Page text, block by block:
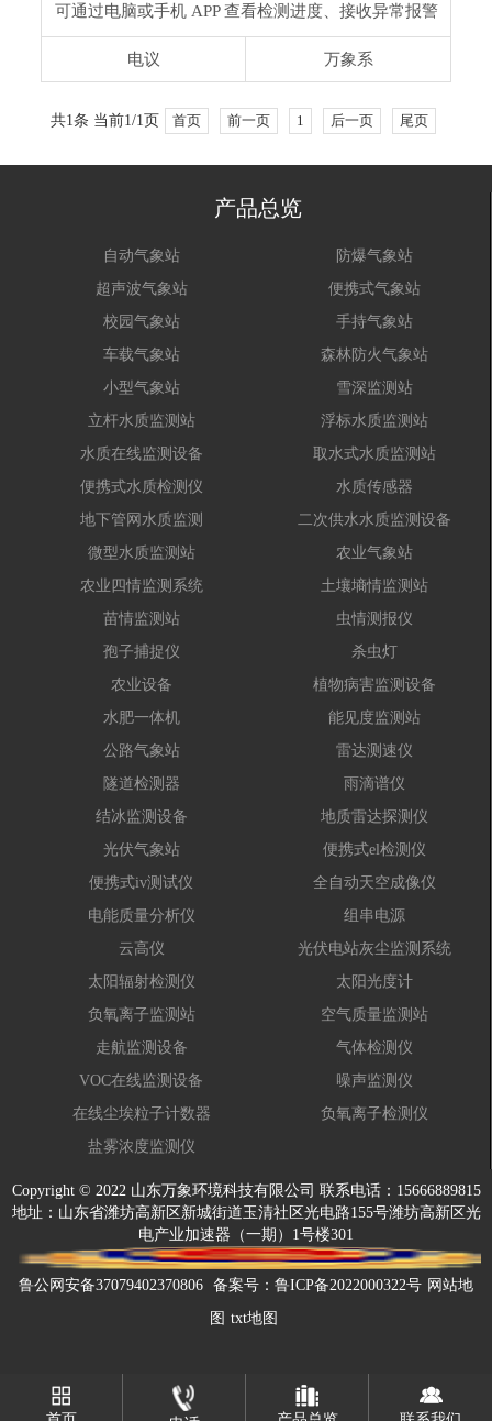
可通过电脑或手机 APP 查看检测进度、接收异常报警
电议 万象系
共1条 当前1/1页 首页 前一页 1 后一页 尾页
产品总览
自动气象站
防爆气象站
超声波气象站
便携式气象站
校园气象站
手持气象站
车载气象站
森林防火气象站
小型气象站
雪深监测站
立杆水质监测站
浮标水质监测站
水质在线监测设备
取水式水质监测站
便携式水质检测仪
水质传感器
地下管网水质监测
二次供水水质监测设备
微型水质监测站
农业气象站
农业四情监测系统
土壤墒情监测站
苗情监测站
虫情测报仪
孢子捕捉仪
杀虫灯
农业设备
植物病害监测设备
水肥一体机
能见度监测站
公路气象站
雷达测速仪
隧道检测器
雨滴谱仪
结冰监测设备
地质雷达探测仪
光伏气象站
便携式el检测仪
便携式iv测试仪
全自动天空成像仪
电能质量分析仪
组串电源
云高仪
光伏电站灰尘监测系统
太阳辐射检测仪
太阳光度计
负氧离子监测站
空气质量监测站
走航监测设备
气体检测仪
VOC在线监测设备
噪声监测仪
在线尘埃粒子计数器
负氧离子检测仪
盐雾浓度监测仪
Copyright © 2022 山东万象环境科技有限公司 联系电话：15666889815
地址：山东省潍坊高新区新城街道玉清社区光电路155号潍坊高新区光
电产业加速器（一期）1号楼301
鲁公网安备37079402370806 备案号： 鲁ICP备2022000322号 网站地
图 txt地图